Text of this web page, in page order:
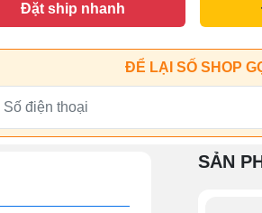
Đặt ship nhanh
ĐỂ LẠI SỐ SHOP
SẢN